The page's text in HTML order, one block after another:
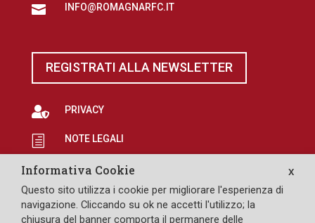
 INFO@ROMAGNARFC.IT
REGISTRATI ALLA NEWSLETTER
 PRIVACY
h NOTE LEGALI
p EROGAZIONI PUBBLICHE
 SAFEGUARDING
X
Informativa Cookie
Questo sito utilizza i cookie per migliorare l'esperienza di
navigazione. Cliccando su ok ne accetti l'utilizzo; la
chiusura del banner comporta il permanere delle